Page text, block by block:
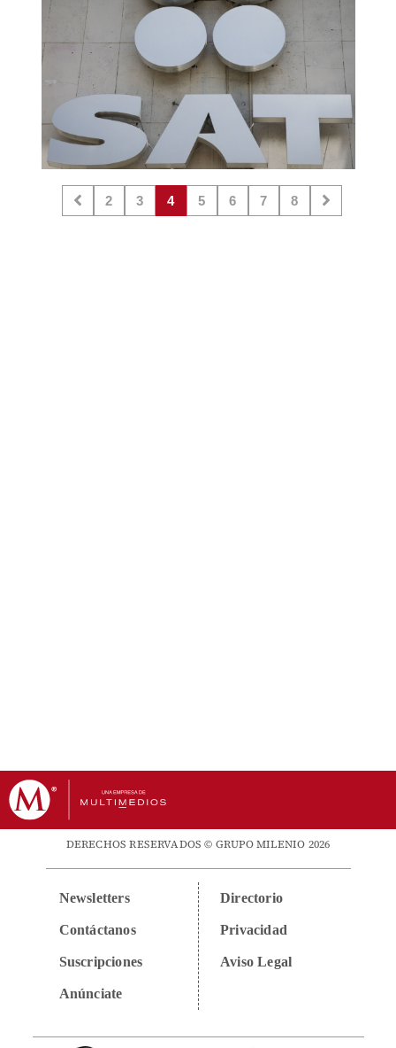
2 3 4 5 6 7 8
DERECHOS RESERVADOS © GRUPO MILENIO 2026
Newsletters
Contáctanos
Suscripciones
Anúnciate
Directorio
Privacidad
Aviso Legal